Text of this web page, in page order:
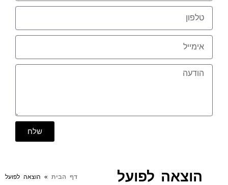
שלח
דף הבית » הוצאה לפועל הוצאה לפועל